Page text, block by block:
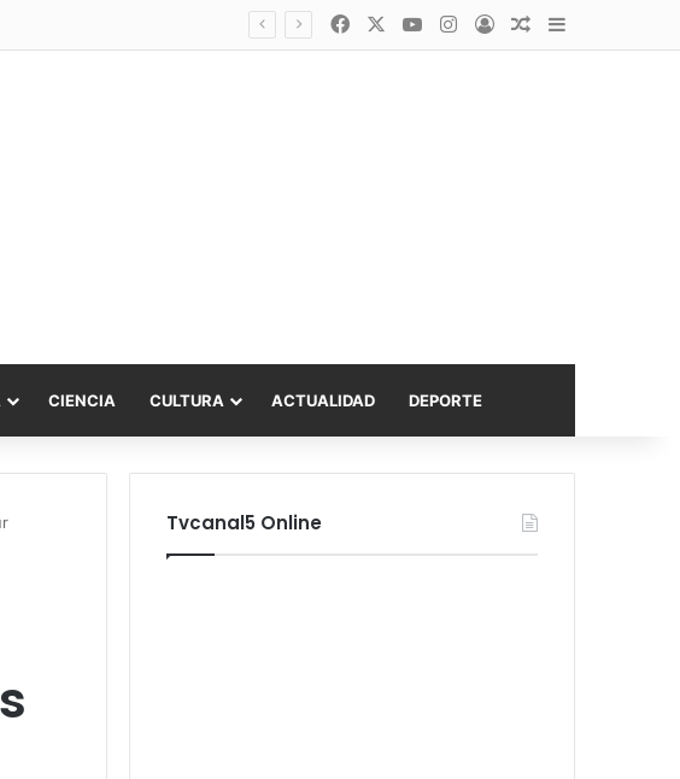
FacebookYouTubeInstagram
AccesoPublicación al
Barra lateral
CIENCIA CULTURA ACTUALIDAD DEPORTE
Tvcanal5 Online